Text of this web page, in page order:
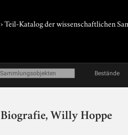
› Teil-Katalog der wissenschaftlichen
Bestände
Biografie, Willy Hoppe